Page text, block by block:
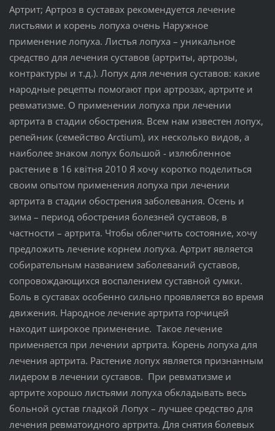
Артрит; Артроз в суставах рекомендуется лечение
листьями и корень лопуха очень Наружное
применение лопуха. Листья лопуха – уникальное
средство для лечения суставов (артриты, артрозы,
контрактуры и т.д.). Лопух для лечения суставов: какие
народные рецепты помогают при артрозах, артрите и
ревматизме. О применении лопуха при лечении
артрита в стадии обострения. Всем нам известен лопух,
репейник (семейство Arctium), их несколько видов, а
наиболее знаком лопух большой - излюбленное
растение в 16 квітня 2010 Я хочу коротко поделиться
своим опытом применения лопуха при лечении
артрита в стадии обострения заболевания. Осень и
зима – период обострения болезней суставов, в
частности – артрита. Чтобы облегчить состояние, хочу
предложить лечение корнем лопуха. Артрит является
собирательным названием заболеваний суставов,
сопровождающихся воспалением суставной сумки.
Боль в суставах особенно сильно проявляется во время
движения. Народное лечение артрита горчицей
находит широкое применение. Такое лечение
применяется при лечении артрита. Корень лопуха для
лечения артрита. Растение лопух является признанным
лидером в лечении суставов. При ревматизме и
артрите хорошо листьями лопуха обкладывать весь
больной сустав гладкой Лопух – лучшее средство для
лечения ревматоидного артрита. Для снятия болевых